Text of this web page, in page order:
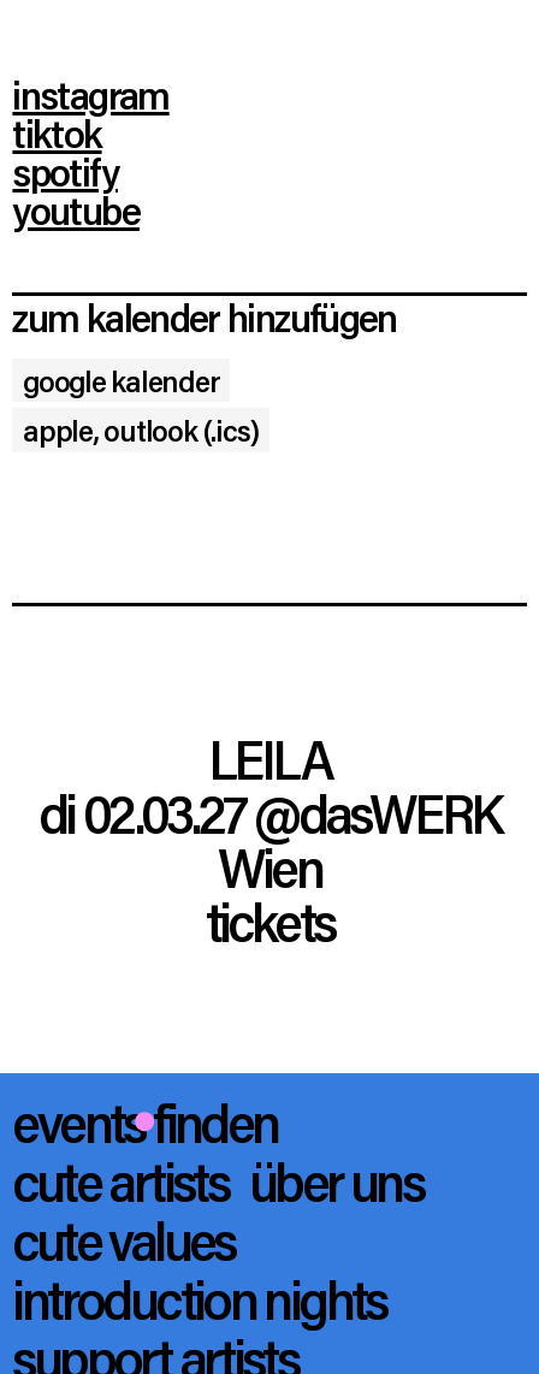
instagram
tiktok
spotify
youtube
zum kalender hinzufügen
google kalender
apple, outlook (.ics)
LEILA
di 02.03.27@dasWERK
Wien
tickets
events finden
cute artists über uns
cute values
introduction nights
support artists